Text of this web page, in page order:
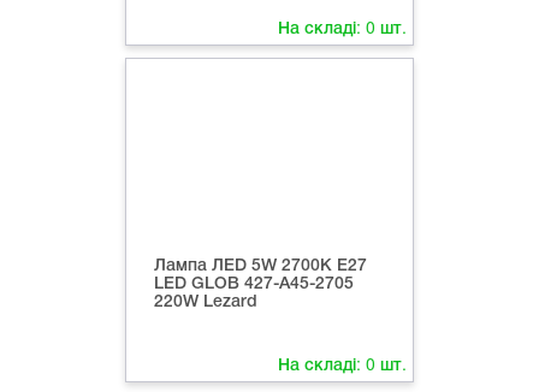
На складі: 0 шт.
Лампа ЛED 5W 2700К Е27
LED GLOB 427-А45-2705
220W Lezard
На складі: 0 шт.